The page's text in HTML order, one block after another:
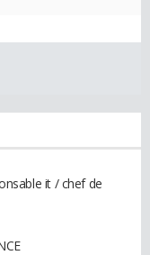
it / chef de